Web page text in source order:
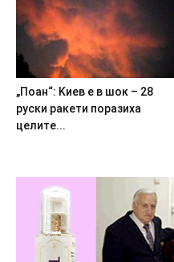
„Пoaн“: Kиeв e в шoк – 28
pycки paкeти пopaзиxa
цeлитe...